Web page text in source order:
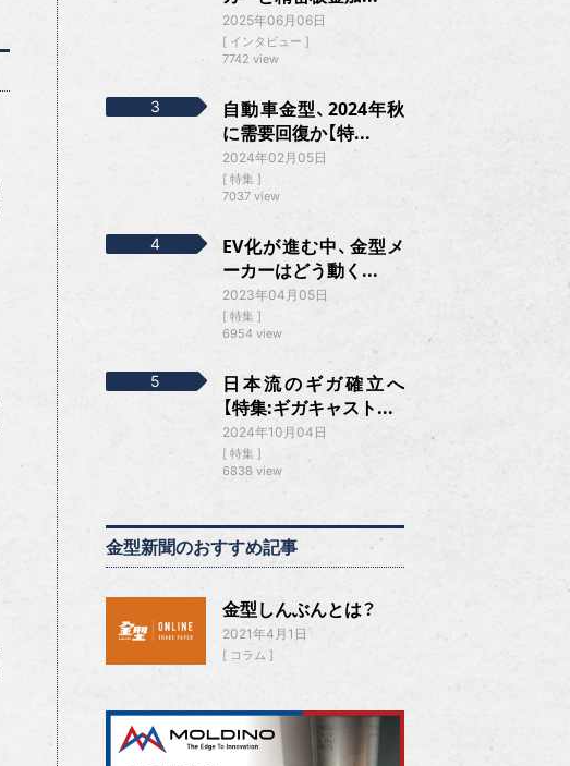
2025年06月06日
インタビュー
7742 view
自動車金型、2024年秋
に需要回復か【特...
2024年02月05日
特集
7037 view
EV化が進む中、金型メ
ーカーはどう動く...
2023年04月05日
特集
6954 view
日本流のギガ確立へ
【特集:ギガキャスト...
2024年10月04日
特集
6838 view
金型新聞のおすすめ記事
金型しんぶんとは？
2021年4月1日
コラム